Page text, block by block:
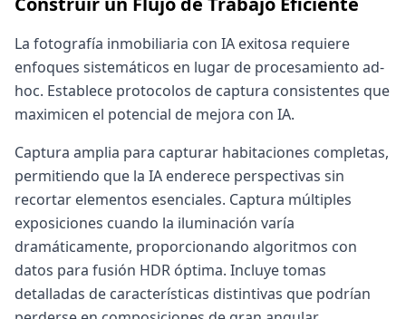
La fotografía inmobiliaria con IA exitosa requiere
enfoques sistemáticos en lugar de procesamiento ad-
hoc. Establece protocolos de captura consistentes que
maximicen el potencial de mejora con IA.
Captura amplia para capturar habitaciones completas,
permitiendo que la IA enderece perspectivas sin
recortar elementos esenciales. Captura múltiples
exposiciones cuando la iluminación varía
dramáticamente, proporcionando algoritmos con
datos para fusión HDR óptima. Incluye tomas
detalladas de características distintivas que podrían